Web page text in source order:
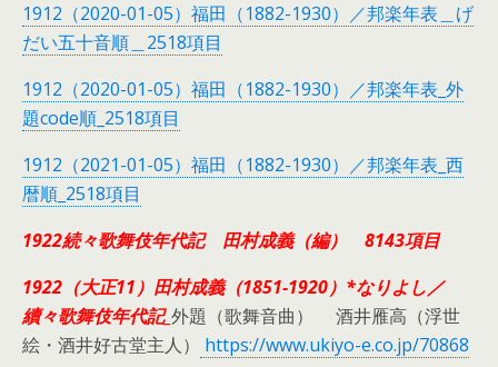
1912（2020-01-05）福田（1882-1930）／邦楽年表＿げ
だい五十音順＿2518項目
1912（2020-01-05）福田（1882-1930）／邦楽年表_外
題code順_2518項目
1912（2021-01-05）福田（1882-1930）／邦楽年表_西
暦順_2518項目
1922続々歌舞伎年代記 田村成義（編） 8143項目
1922（大正11）田村成義（1851-1920）*なりよし／
續々歌舞伎年代記_外題（歌舞音曲） 酒井雁高（浮世
絵・酒井好古堂主人）
https://www.ukiyo-e.co.jp/70868